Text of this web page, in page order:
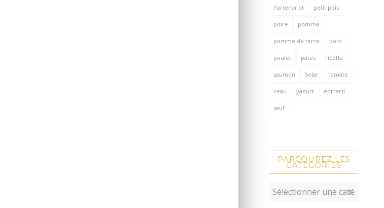
Partenariat petit pois
poire pomme
pomme de terre porc
poulet pâtes ricotta
saumon Solar tomate
veau yaourt épinard
œuf
PARCOUREZ LES
CATÉGORIES